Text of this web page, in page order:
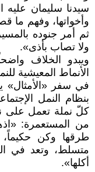
سيدنا سليمان عليه
وأخواتها، وفهم ما
ثم أمر جنوده
ولا تصاب بأذى».
ويبدو الخلاف
الأنماط المعيشية
في سفر «الأمثال»
بنظام النمل
كلّ نملة تعمل على
من المستعمرة:
طرقها وكن
متسلط، وتعد في
أكلها».